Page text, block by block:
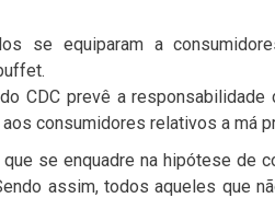
se equiparam a
CDC prevê a
consumidores relativos a má
se enquadre na hipótese de
assim, todos aqueles que